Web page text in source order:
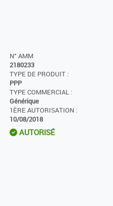
N° AMM
2180233
TYPE DE PRODUIT :
PPP
TYPE COMMERCIAL :
Générique
1ÈRE AUTORISATION :
10/08/2018
AUTORISÉ